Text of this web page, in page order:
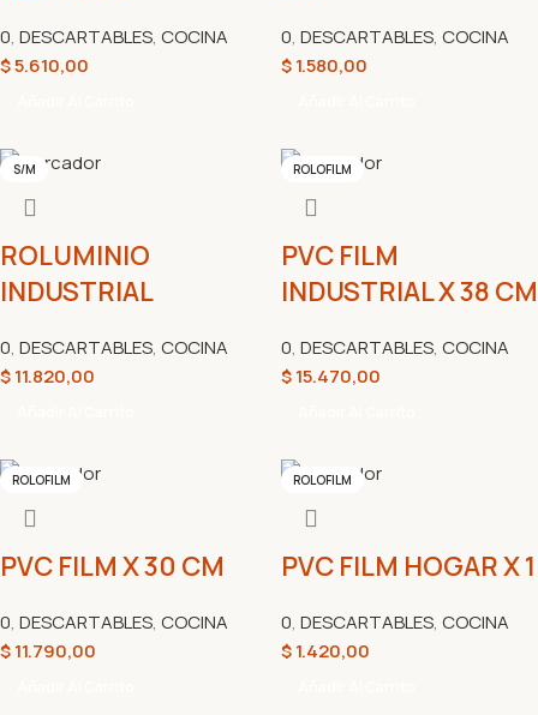
0, DESCARTABLES, COCINA
$5.610,00
0, DESCARTABLES, COCINA
$1.580,00
S/M
ROLUMINIO
INDUSTRIAL
0, DESCARTABLES, COCINA
$11.820,00
ROLOFILM
PVC FILM
INDUSTRIAL X 38 CM
0, DESCARTABLES, COCINA
$15.470,00
ROLOFILM
PVC FILM X 30 CM
0, DESCARTABLES, COCINA
$11.790,00
ROLOFILM
PVC FILM HOGAR X 1
0, DESCARTABLES, COCINA
$1.420,00